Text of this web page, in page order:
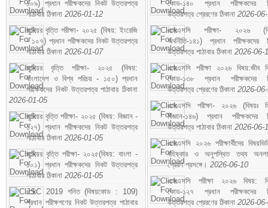
১০৯) প্রধান পরীক্ষকদের নিকট উত্তরপত্র
পাঠাবার ঠিকানা 2026-01-12
জুনিয়র বৃত্তি পরীক্ষা- ২০২৫ (বিষয়: ইংরেজি
- ১০৭) প্রধান পরীক্ষকদের নিকট উত্তরপত্র
পাঠাবার ঠিকানা 2026-01-07
জুনিয়র বৃত্তি পরীক্ষা- ২০২৫ (বিষয়:
বাংলাদেশ ও বিশ্ব পরিচয় - ১৫০) প্রধান
পরীক্ষকদের নিকট উত্তরপত্র পাঠাবার ঠিকানা
2026-01-05
জুনিয়র বৃত্তি পরীক্ষা- ২০২৫ (বিষয়: বিজ্ঞান -
১২৭) প্রধান পরীক্ষকদের নিকট উত্তরপত্র
পাঠাবার ঠিকানা 2026-01-05
জুনিয়র বৃত্তি পরীক্ষা- ২০২৫(বিষয়: বাংলা -
১০১) প্রধান পরীক্ষকদের নিকট উত্তরপত্র
পাঠাবার ঠিকানা 2026-01-05
JSC 2019 গনিত (বিষয়কোড : 109)
প্রধান পরীক্ষগণের নিকট উত্তরপত্র পাঠাবার
কোড-১৪০ প্রধান পরীক্ষকদের
উত্তরপত্র প্রেরণের ঠিকানা 2026-
এসএসসি পরীক্ষা- ২০২৬
অর্থনীতি-১৪১) প্রধান পরীক্ষকদের
উত্তরপত্র পাঠাবার ঠিকানা 2026-06-
এসএসসি পরীক্ষা ২০২৬ বিষয়:জীব
কোড-১৩৮ প্রধান পরীক্ষকদের
উত্তরপত্র প্রেরণের ঠিকানা 2026-
এসএসসি পরীক্ষা- ২০২৬ (বিষয়ঃ
বিজ্ঞান-১৪৬) প্রধান পরীক্ষকদের
উত্তরপত্র পাঠাবার ঠিকানা 2026-06-
এসএসসি ২০২৬ পরীক্ষার্থীদের
বহিষ্কার ও অনুপস্থিত তথ্য
প্রেরণ প্রসঙ্গে। 2026-06-10
এসএসসি পরীক্ষা ২০২৬ বিষয়:
কোড-১২৭ প্রধান পরীক্ষকদের
উত্তরপত্র প্রেরণের ঠিকানা 2026-